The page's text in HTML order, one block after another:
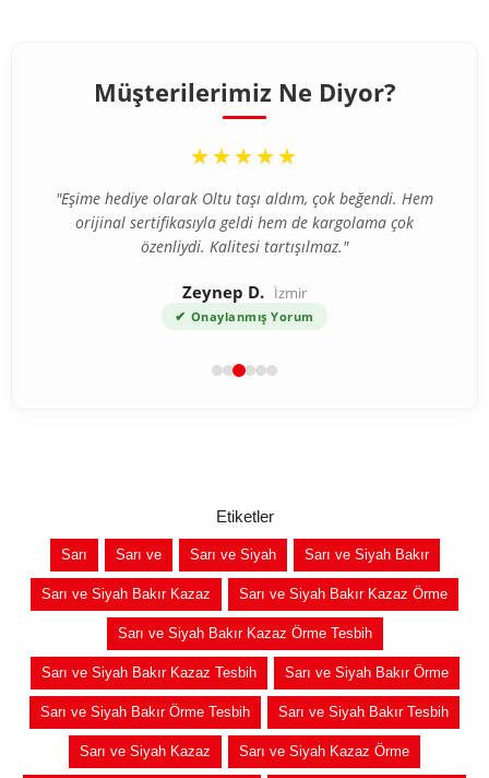
Müşterilerimiz Ne Diyor?
“
★★★★★
"Eşime hediye olarak Oltu taşı aldım, çok beğendi. Hem
orijinal sertifikasıyla geldi hem de kargolama çok
özenliydi. Kalitesi tartışılmaz."
Zeynep D. İzmir
✔ Onaylanmış Yorum
Etiketler
Sarı Sarı ve Sarı ve Siyah Sarı ve Siyah Bakır
Sarı ve Siyah Bakır Kazaz Sarı ve Siyah Bakır Kazaz Örme
Sarı ve Siyah Bakır Kazaz Örme Tesbih
Sarı ve Siyah Bakır Kazaz Tesbih Sarı ve Siyah Bakır Örme
Sarı ve Siyah Bakır Örme Tesbih Sarı ve Siyah Bakır Tesbih
Sarı ve Siyah Kazaz Sarı ve Siyah Kazaz Örme